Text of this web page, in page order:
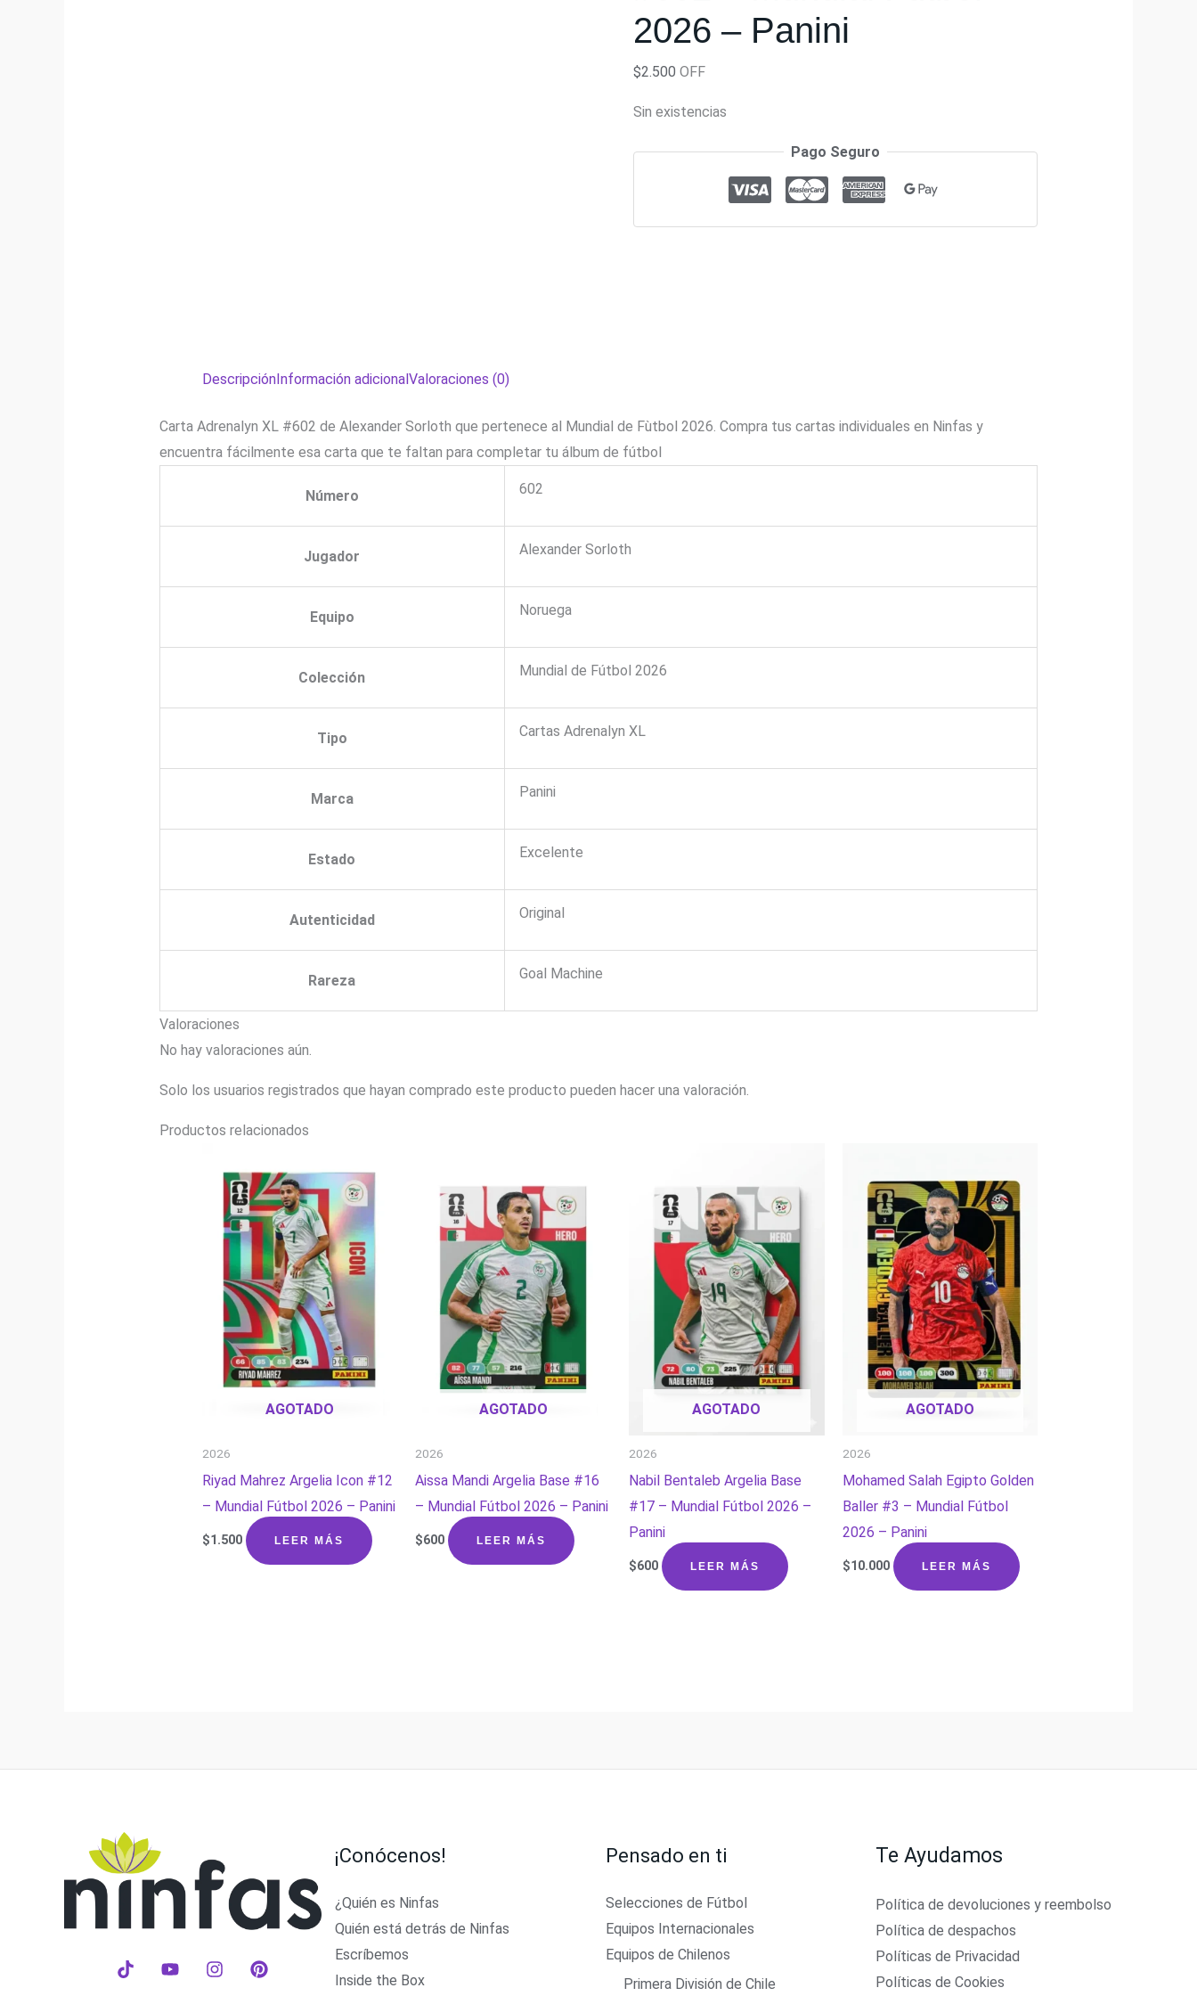
2026 – Panini
$2.500 OFF
Sin existencias
Pago Seguro
DescripciónInformación adicional Valoraciones (0)
Carta Adrenalyn XL #602 de Alexander Sorloth que pertenece al Mundial de Fùtbol 2026. Compra tus cartas individuales en Ninfas y
encuentra fácilmente esa carta que te faltan para completar tu álbum de fútbol
Número 602
Jugador Alexander Sorloth
Equipo Noruega
Colección Mundial de Fútbol 2026
Tipo Cartas Adrenalyn XL
Marca Panini
Estado Excelente
Autenticidad Original
Rareza Goal Machine
Valoraciones
No hay valoraciones aún.
Solo los usuarios registrados que hayan comprado este producto pueden hacer una valoración.
Productos relacionados
AGOTADO
2026
Riyad Mahrez Argelia Icon #12
– Mundial Fútbol 2026 – Panini
$1.500 LEER MÁS
AGOTADO
2026
Aissa Mandi Argelia Base #16
– Mundial Fútbol 2026 – Panini
$600 LEER MÁS
AGOTADO
2026
Nabil Bentaleb Argelia Base
#17 – Mundial Fútbol 2026 –
Panini
$600 LEER MÁS
AGOTADO
2026
Mohamed Salah Egipto Golden
Baller #3 – Mundial Fútbol
2026 – Panini
$10.000 LEER MÁS
¡Conócenos!
¿Quién es Ninfas
Quién está detrás de Ninfas
Escríbemos
Inside the Box
Pensado en ti
Selecciones de Fútbol
Equipos Internacionales
Equipos de Chilenos
Primera División de Chile
Te Ayudamos
Política de devoluciones y reembolso
Política de despachos
Políticas de Privacidad
Políticas de Cookies